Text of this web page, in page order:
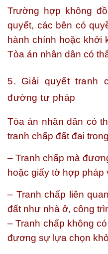
Trường hợp không
quyết, các bên có
hành chính hoặc khởi
Tòa án nhân dân có
5. Giải quyết tranh
đường tư pháp
Tòa án nhân dân có
tranh chấp đất đai
– Tranh chấp mà
hoặc giấy tờ hợp
– Tranh chấp liên
đất như nhà ở, công
– Tranh chấp không
đương sự lựa chọn